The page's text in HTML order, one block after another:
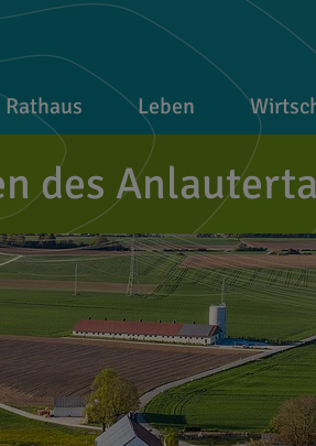
Rathaus Leben
des